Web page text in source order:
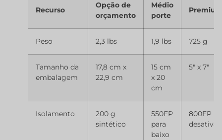
Recurso
Opção de
orçamento
Médio
porte
Peso 2,3 lbs 1,9 lbs 725 g
Tamanho da
embalagem
17,8 cm x
22,9 cm
15 cm
x 20
cm
5″ x 7″
Isolamento
200 g
sintético
550FP
para
baixo
800FP